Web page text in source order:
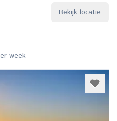
Bekijk locatie
week